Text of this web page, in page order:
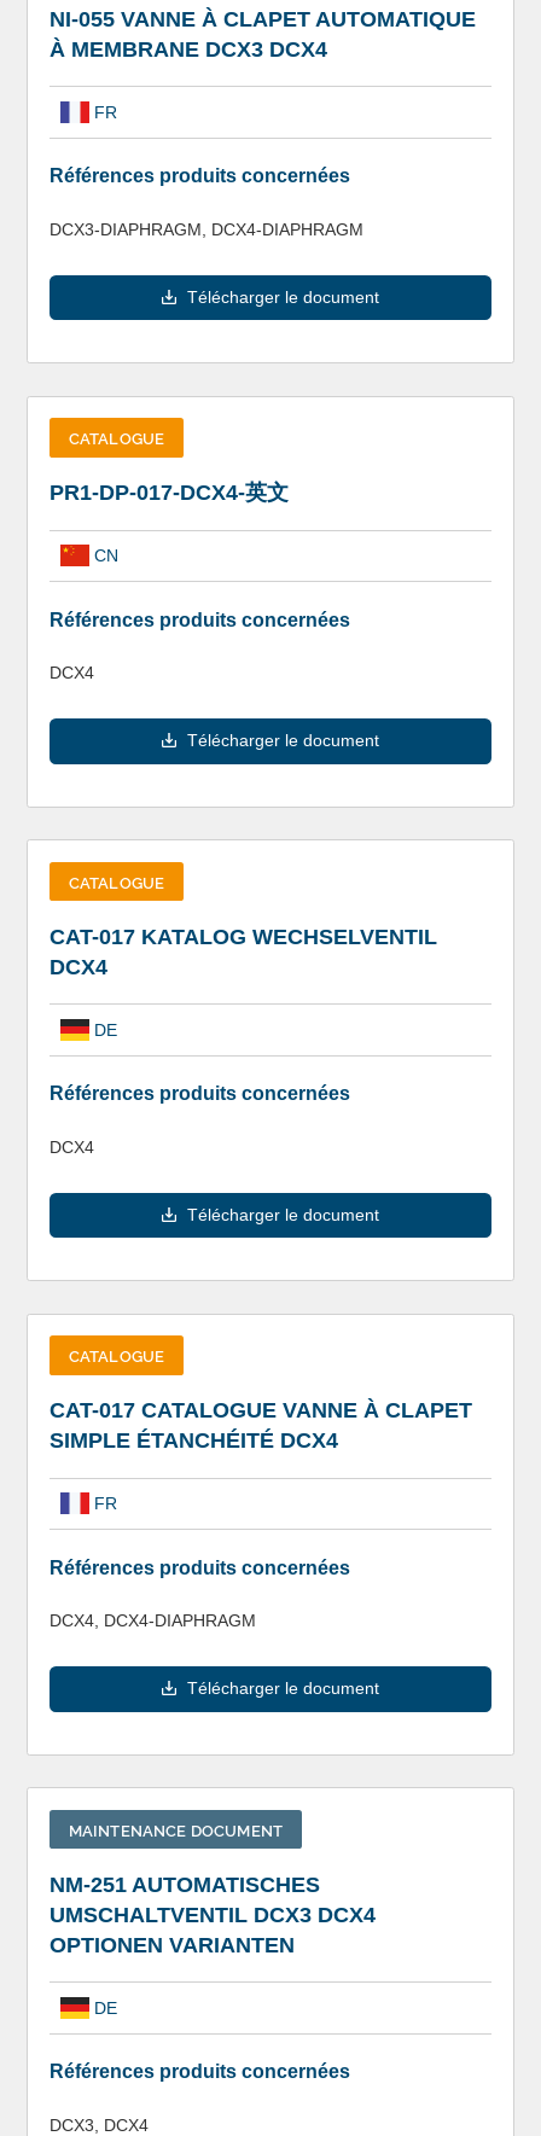
NI-055 VANNE À CLAPET AUTOMATIQUE
À MEMBRANE DCX3 DCX4
FR
Références produits concernées
DCX3-DIAPHRAGM, DCX4-DIAPHRAGM
Télécharger le document
CATALOGUE
PR1-DP-017-DCX4-英文
CN
Références produits concernées
DCX4
Télécharger le document
CATALOGUE
CAT-017 KATALOG WECHSELVENTIL
DCX4
DE
Références produits concernées
DCX4
Télécharger le document
CATALOGUE
CAT-017 CATALOGUE VANNE À CLAPET
SIMPLE ÉTANCHÉITÉ DCX4
FR
Références produits concernées
DCX4, DCX4-DIAPHRAGM
Télécharger le document
MAINTENANCE DOCUMENT
NM-251 AUTOMATISCHES
UMSCHALTVENTIL DCX3 DCX4
OPTIONEN VARIANTEN
DE
Références produits concernées
DCX3, DCX4